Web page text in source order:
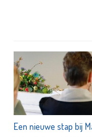
Een nieuwe stap bij